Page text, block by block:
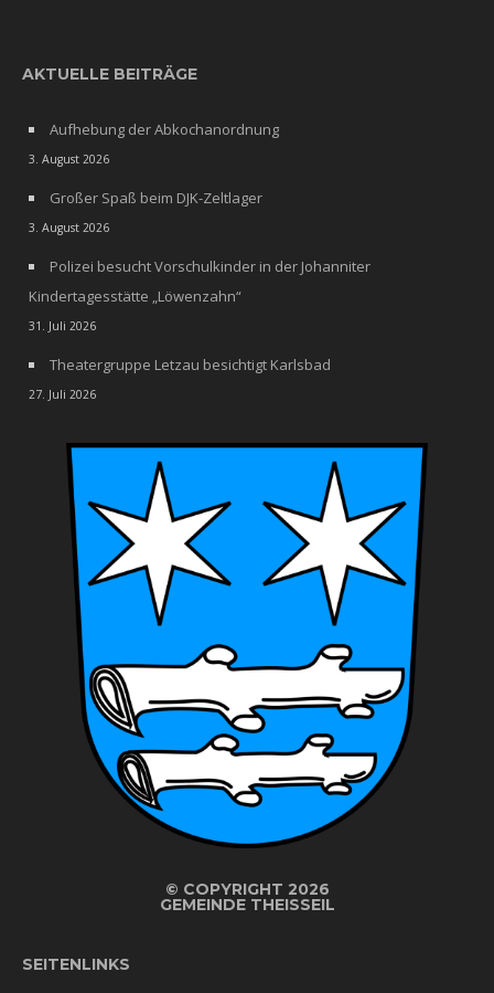
AKTUELLE BEITRÄGE
Aufhebung der Abkochanordnung
3. August 2026
Großer Spaß beim DJK-Zeltlager
3. August 2026
Polizei besucht Vorschulkinder in der Johanniter
Kindertagesstätte „Löwenzahn“
31. Juli 2026
Theatergruppe Letzau besichtigt Karlsbad
27. Juli 2026
© COPYRIGHT 2026
GEMEINDE THEISSEIL
SEITENLINKS